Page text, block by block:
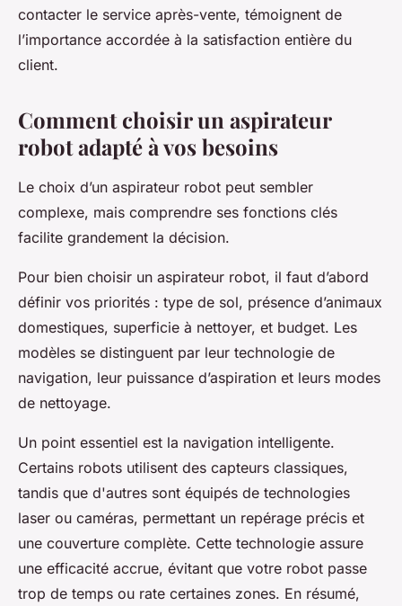
contacter le service après-vente, témoignent de
l’importance accordée à la satisfaction entière du
client.
Comment choisir un aspirateur
robot adapté à vos besoins
Le choix d’un aspirateur robot peut sembler
complexe, mais comprendre ses fonctions clés
facilite grandement la décision.
Pour bien choisir un aspirateur robot, il faut d’abord
définir vos priorités : type de sol, présence d’animaux
domestiques, superficie à nettoyer, et budget. Les
modèles se distinguent par leur technologie de
navigation, leur puissance d’aspiration et leurs modes
de nettoyage.
Un point essentiel est la navigation intelligente.
Certains robots utilisent des capteurs classiques,
tandis que d'autres sont équipés de technologies
laser ou caméras, permettant un repérage précis et
une couverture complète. Cette technologie assure
une efficacité accrue, évitant que votre robot passe
trop de temps ou rate certaines zones. En résumé,